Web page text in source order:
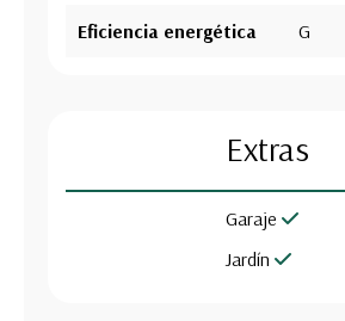
Eficiencia energética G
Extras
Garaje
Jardín